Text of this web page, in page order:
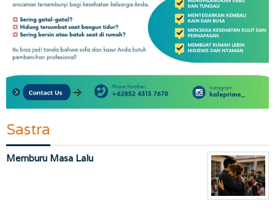
Sastra
Memburu Masa Lalu